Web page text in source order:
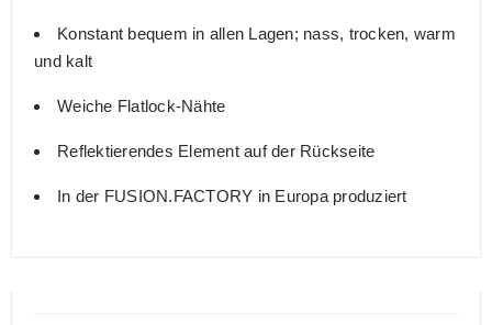
Konstant bequem in allen Lagen; nass, trocken, warm
und kalt
Weiche Flatlock-Nähte
Reflektierendes Element auf der Rückseite
In der FUSION.FACTORY in Europa produziert